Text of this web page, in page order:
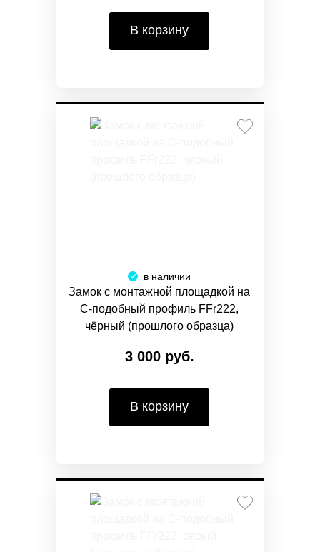
В корзину
в наличии
Замок с монтажной площадкой на
С-подобный профиль FFr222,
чёрный (прошлого образца)
3 000 руб.
В корзину